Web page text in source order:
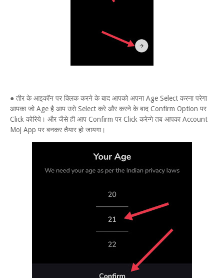
● तीर के आइकॉन पर क्लिक करने के बाद आपको अपना Age Select करना परेगा
आपका जो Age है आप उसे Select करे और करने के बाद Confirm Option पर
Click कोरिये। और जैसे ही आप Confirm पर Click करेन्गे तब आपका Account
Moj App पर बनकर तैयार हो जायगा।